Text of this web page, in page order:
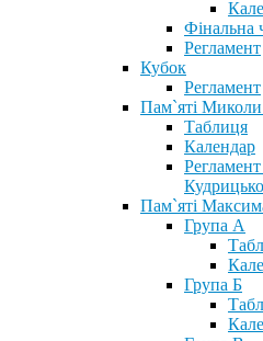
Фінальна
Регламент
Кубок
Регламент
Пам`яті
Таблиця
Календар
Пам`яті
Група А
Група Б